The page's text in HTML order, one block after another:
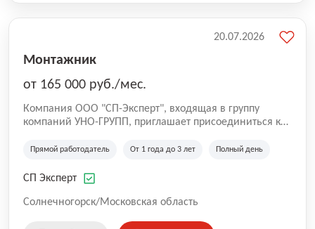
Монтажник
от 165 000 руб./мес.
Компания ООО "СП-Эксперт", входящая в группу
компаний УНО-ГРУПП, приглашает присоединиться к
работаем на рынке с 2005 года и оказываем комплекс
зданий из гибридных модульных блоков свободной
гибридно-модульного строительства.
Прямой работодатель От 1 года до 3 лет Полный день
СП Эксперт
Солнечногорск/Московская область
20.07.2026